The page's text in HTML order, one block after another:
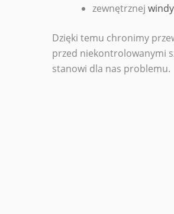
zewnętrznej
Dzięki temu chronimy
przed niekontrolowanymi
stanowi dla nas problemu.